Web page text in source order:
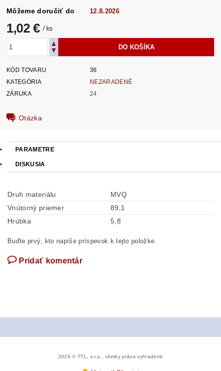
Môžeme doručiť do
12.8.2026
1,02 € / ks
KÓD TOVARU
36
KATEGÓRIA
NEZARADENÉ
ZÁRUKA
24
Otázka
PARAMETRE
DISKUSIA
Druh materiálu
MVQ
Vnútorný priemer
89,1
Hrúbka
5,8
Buďte prvý, kto napíše príspevok k tejto položke.
Pridať komentár
2026 © TTL, s.r.o., všetky práva vyhradené